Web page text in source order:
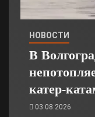
НОВОСТИ
В
катер-
03.08.2026